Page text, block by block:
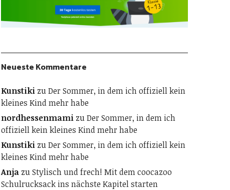
Neueste Kommentare
KunstikizuDer Sommer, in dem ich offiziell kein
kleines Kind mehr habe
nordhessenmamizuDer Sommer, in dem ich
offiziell kein kleines Kind mehr habe
KunstikizuDer Sommer, in dem ich offiziell kein
kleines Kind mehr habe
AnjazuStylisch und frech! Mit dem coocazoo
Schulrucksack ins nächste Kapitel starten